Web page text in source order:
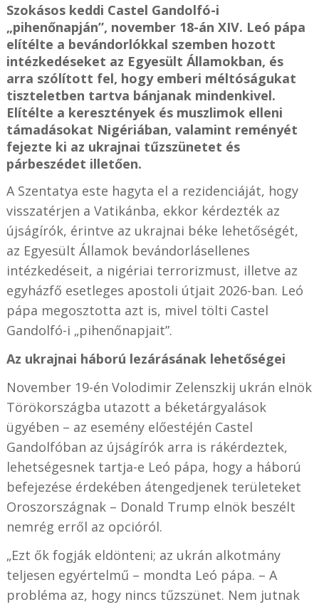
Szokásos keddi Castel Gandolfó-i
„pihenőnapján”, november 18-án XIV. Leó pápa
elítélte a bevándorlókkal szemben hozott
intézkedéseket az Egyesült Államokban, és
arra szólított fel, hogy emberi méltóságukat
tiszteletben tartva bánjanak mindenkivel.
Elítélte a keresztények és muszlimok elleni
támadásokat Nigériában, valamint reményét
fejezte ki az ukrajnai tűzszünetet és
párbeszédet illetően.
A Szentatya este hagyta el a rezidenciáját, hogy
visszatérjen a Vatikánba, ekkor kérdezték az
újságírók, érintve az ukrajnai béke lehetőségét,
az Egyesült Államok bevándorlásellenes
intézkedéseit, a nigériai terrorizmust, illetve az
egyházfő esetleges apostoli útjait 2026-ban. Leó
pápa megosztotta azt is, mivel tölti Castel
Gandolfó-i „pihenőnapjait”.
Az ukrajnai háború lezárásának lehetőségei
November 19-én Volodimir Zelenszkij ukrán elnök
Törökországba utazott a béketárgyalások
ügyében – az esemény előestéjén Castel
Gandolfóban az újságírók arra is rákérdeztek,
lehetségesnek tartja-e Leó pápa, hogy a háború
befejezése érdekében átengedjenek területeket
Oroszországnak – Donald Trump elnök beszélt
nemrég erről az opcióról.
„Ezt ők fogják eldönteni; az ukrán alkotmány
teljesen egyértelmű – mondta Leó pápa. – A
probléma az, hogy nincs tűzszünet. Nem jutnak